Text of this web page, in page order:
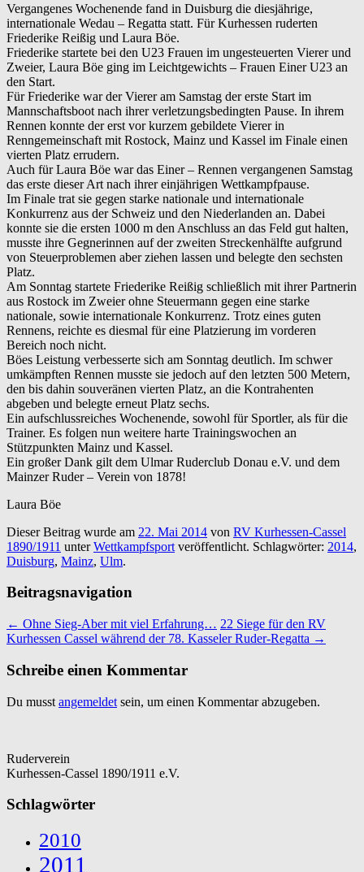
Vergangenes Wochenende fand in Duisburg die diesjährige,
internationale Wedau – Regatta statt. Für Kurhessen ruderten
Friederike Reißig und Laura Böe.
Friederike startete bei den U23 Frauen im ungesteuerten Vierer und
Zweier, Laura Böe ging im Leichtgewichts – Frauen Einer U23 an
den Start.
Für Friederike war der Vierer am Samstag der erste Start im
Mannschaftsboot nach ihrer verletzungsbedingten Pause. In ihrem
Rennen konnte der erst vor kurzem gebildete Vierer in
Renngemeinschaft mit Rostock, Mainz und Kassel im Finale einen
vierten Platz errudern.
Auch für Laura Böe war das Einer – Rennen vergangenen Samstag
das erste dieser Art nach ihrer einjährigen Wettkampfpause.
Im Finale trat sie gegen starke nationale und internationale
Konkurrenz aus der Schweiz und den Niederlanden an. Dabei
konnte sie die ersten 1000 m den Anschluss an das Feld gut halten,
musste ihre Gegnerinnen auf der zweiten Streckenhälfte aufgrund
von Steuerproblemen aber ziehen lassen und belegte den sechsten
Platz.
Am Sonntag startete Friederike Reißig schließlich mit ihrer Partnerin
aus Rostock im Zweier ohne Steuermann gegen eine starke
nationale, sowie internationale Konkurrenz. Trotz eines guten
Rennens, reichte es diesmal für eine Platzierung im vorderen
Bereich noch nicht.
Böes Leistung verbesserte sich am Sonntag deutlich. Im schwer
umkämpften Rennen musste sie jedoch auf den letzten 500 Metern,
den bis dahin souveränen vierten Platz, an die Kontrahenten
abgeben und belegte erneut Platz sechs.
Ein aufschlussreiches Wochenende, sowohl für Sportler, als für die
Trainer. Es folgen nun weitere harte Trainingswochen an
Stützpunkten Mainz und Kassel.
Ein großer Dank gilt dem Ulmar Ruderclub Donau e.V. und dem
Mainzer Ruder – Verein von 1878!
Laura Böe
Dieser Beitrag wurde am 22. Mai 2014 von RV Kurhessen-Cassel
1890/1911 unterWettkampfsport veröffentlicht. Schlagwörter: 2014,
Duisburg, Mainz, Ulm.
Beitragsnavigation
← Ohne Sieg-Aber mit viel Erfahrung… 22 Siege für den RV
Kurhessen Cassel während der 78. Kasseler Ruder-Regatta →
Schreibe einen Kommentar
Du musst angemeldet sein, um einen Kommentar abzugeben.
Ruderverein
Kurhessen-Cassel 1890/1911 e.V.
Schlagwörter
2010
2011